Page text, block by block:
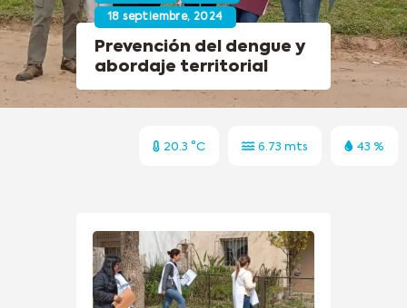
18 septiembre, 2024
Prevención del dengue y
abordaje territorial
20.3 °C 6.73 mts 43 %